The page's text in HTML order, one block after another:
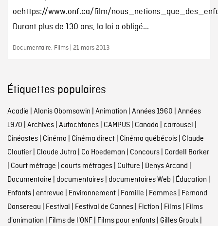
oehttps://www.onf.ca/film/
Durant plus de 130 ans, la loi a obligé...
Documentaire, Films | 21 mars 2013
Étiquettes populaires
Acadie Alanis Obomsawin Animation Années 1960 Années
1970 Archives| Autochtones| CAMPUS| Canada carrousel
Cinéastes| Cinéma Cinéma direct| Cinéma québécois| Claude
Cloutier| Claude Jutra Co Hoedeman Concours| Cordell Barker
Court métrage courts métrages| Culture Denys Arcand
Documentaire documentaires| documentaires Web Éducation
Enfants| entrevue Environnement| Famille Femmes| Fernand
Dansereau Festival Festival de Cannes| Fiction Films| Films
d'animation Films de l'ONF| Films pour enfants| Gilles Groulx|